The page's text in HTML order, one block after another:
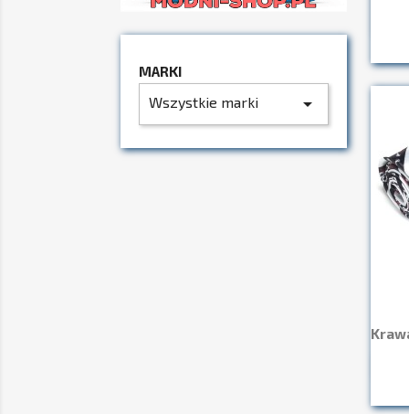
MARKI
Wszystkie marki arrow_drop_down